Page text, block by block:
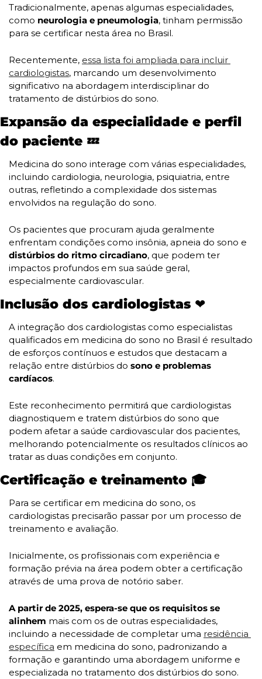
Tradicionalmente, apenas algumas especialidades,
como neurologia e pneumologia, tinham permissão
para se certificar nesta área no Brasil.
Recentemente, essa lista foi ampliada para incluir
cardiologistas, marcando um desenvolvimento
significativo na abordagem interdisciplinar do
tratamento de distúrbios do sono.
Expansão da especialidade e perfil
do paciente 💤
Medicina do sono interage com várias especialidades,
incluindo cardiologia, neurologia, psiquiatria, entre
outras, refletindo a complexidade dos sistemas
envolvidos na regulação do sono.
Os pacientes que procuram ajuda geralmente
enfrentam condições como insônia, apneia do sono e
distúrbios do ritmo circadiano, que podem ter
impactos profundos em sua saúde geral,
especialmente cardiovascular.
Inclusão dos cardiologistas ❤️
A integração dos cardiologistas como especialistas
qualificados em medicina do sono no Brasil é resultado
de esforços contínuos e estudos que destacam a
relação entre distúrbios do sono e problemas
cardíacos.
Este reconhecimento permitirá que cardiologistas
diagnostiquem e tratem distúrbios do sono que
podem afetar a saúde cardiovascular dos pacientes,
melhorando potencialmente os resultados clínicos ao
tratar as duas condições em conjunto.
Certificação e treinamento 🎓
Para se certificar em medicina do sono, os
cardiologistas precisarão passar por um processo de
treinamento e avaliação.
Inicialmente, os profissionais com experiência e
formação prévia na área podem obter a certificação
através de uma prova de notório saber.
A partir de 2025, espera-se que os requisitos se
alinhem mais com os de outras especialidades,
incluindo a necessidade de completar uma residência
específica em medicina do sono, padronizando a
formação e garantindo uma abordagem uniforme e
especializada no tratamento dos distúrbios do sono.